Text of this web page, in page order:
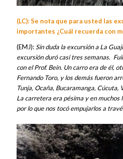
(LC): Se nota que para usted las
importantes ¿Cuál recuerda con
(EMJ):Sin duda la excursión a La
excursión duró casi tres semanas.
con el Prof. Bein. Un carro era de él,
Fernando Toro, y los demás fueron
Tunja, Ocaña, Bucaramanga, Cúcuta,
La carretera era pésima y en muchos
por lo que nos tocó empujarlos a